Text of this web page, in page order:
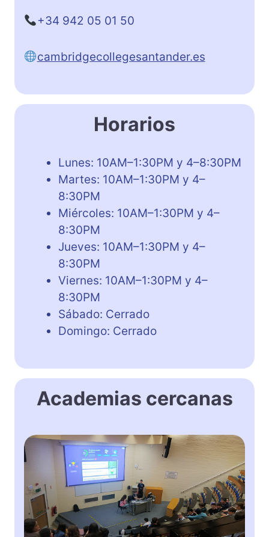
+34 942 05 01 50
cambridgecollegesantander.es
Horarios
Lunes: 10AM–1:30PM y 4–8:30PM
Martes: 10AM–1:30PM y 4–
8:30PM
Miércoles: 10AM–1:30PM y 4–
8:30PM
Jueves: 10AM–1:30PM y 4–
8:30PM
Viernes: 10AM–1:30PM y 4–
8:30PM
Sábado: Cerrado
Domingo: Cerrado
Academias cercanas
K
e
C